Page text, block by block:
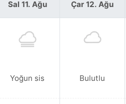
Sal 11. Ağu
Yoğun sis
Çar 12. Ağu
Bulutlu